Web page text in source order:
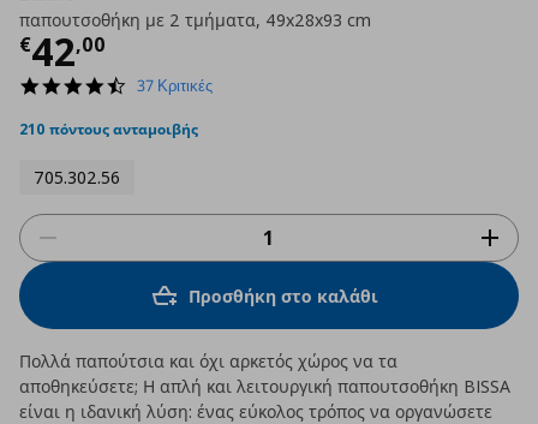
παπουτσοθήκη με 2 τμήματα, 49x28x93 cm
€42,00
Τρέχουσα τιμή
4.5
rating
37 Κριτικές
210 πόντους ανταμοιβής
705.302.56
Προσθήκη στο καλάθι
Πολλά παπούτσια και όχι αρκετός χώρος να τα
αποθηκεύσετε; Η απλή και λειτουργική παπουτσοθήκη BISSA
είναι η ιδανική λύση: ένας εύκολος τρόπος να οργανώσετε